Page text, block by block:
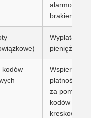
alarmowy z
brakiem
Wypłata
pieniężnych
kodów
Wspiera
płatności
za pomocą
kodów
kreskowych,